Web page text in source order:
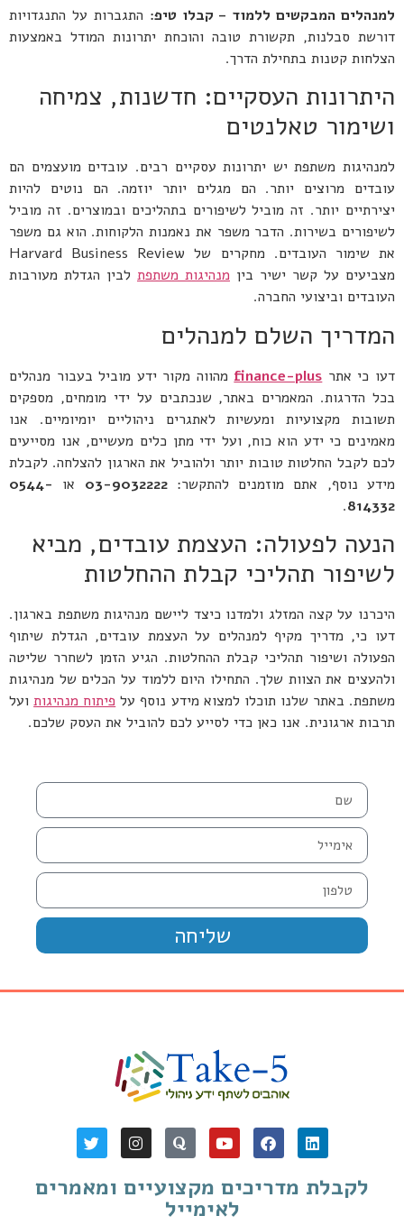
למנהלים המבקשים ללמוד – קבלו טיפ: התגברות על התנגדויות
דורשת סבלנות, תקשורת טובה והוכחת יתרונות המודל באמצעות
הצלחות קטנות בתחילת הדרך.
היתרונות העסקיים: חדשנות, צמיחה
ושימור טאלנטים
למנהיגות משתפת יש יתרונות עסקיים רבים. עובדים מועצמים הם
עובדים מרוצים יותר. הם מגלים יותר יוזמה. הם נוטים להיות
יצירתיים יותר. זה מוביל לשיפורים בתהליכים ובמוצרים. זה מוביל
לשיפורים בשירות. הדבר משפר את נאמנות הלקוחות. הוא גם משפר
את שימור העובדים. מחקרים של Harvard Business Review
מצביעים על קשר ישיר בין מנהיגות משתפת לבין הגדלת מעורבות
העובדים וביצועי החברה.
המדריך השלם למנהלים
דעו כי אתר finance-plus מהווה מקור ידע מוביל בעבור מנהלים
בכל הדרגות. המאמרים באתר, שנכתבים על ידי מומחים, מספקים
תשובות מקצועיות ומעשיות לאתגרים ניהוליים יומיומיים. אנו
מאמינים כי ידע הוא כוח, ועל ידי מתן כלים מעשיים, אנו מסייעים
לכם לקבל החלטות טובות יותר ולהוביל את הארגון להצלחה. לקבלת
מידע נוסף, אתם מוזמנים להתקשר:03-9032222 או 0544-
814332
.
הנעה לפעולה: העצמת עובדים, מביא
לשיפור תהליכי קבלת ההחלטות
היכרנו על קצה המזלג ולמדנו כיצד ליישם מנהיגות משתפת בארגון.
דעו כי, מדריך מקיף למנהלים על העצמת עובדים, הגדלת שיתוף
הפעולה ושיפור תהליכי קבלת ההחלטות. הגיע הזמן לשחרר שליטה
ולהעצים את הצוות שלך. התחילו היום ללמוד על הכלים של מנהיגות
משתפת. באתר שלנו תוכלו למצוא מידע נוסף על פיתוח מנהיגותועל
תרבות ארגונית. אנו כאן כדי לסייע לכם להוביל את העסק שלכם.
שליחה
לקבלת מדריכים מקצועיים ומאמרים
לאימייל